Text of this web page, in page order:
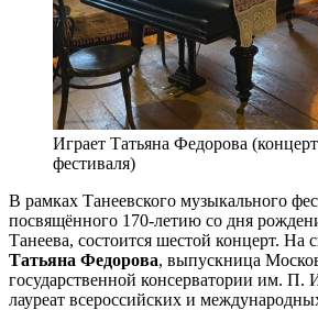
Играет Татьяна Федорова
фестиваля)
В рамках Танеевского музыкального
посвящённого 170-летию со дня
Танеева, состоится шестой концерт. На
Татьяна Федорова, выпускница
государственной консерватории им. П.
лауреат всероссийских и